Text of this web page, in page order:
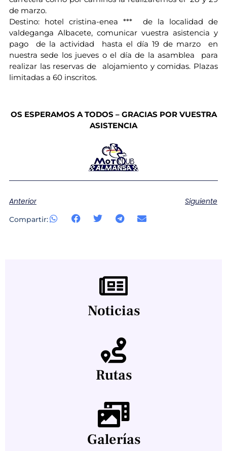
de marzo.
Destino: hotel cristina-enea *** de la localidad de
valdeganga Albacete, comunicar vuestra asistencia y
pago de la actividad hasta el día 19 de marzo en
nuestra sede los jueves o el día de la asamblea para
realizar las reservas de alojamiento y comidas. Plazas
limitadas a 60 inscritos.
OS ESPERAMOS A TODOS – GRACIAS POR VUESTRA
ASISTENCIA
Anterior Siguiente
Compartir:
Noticias
Rutas
Galerías